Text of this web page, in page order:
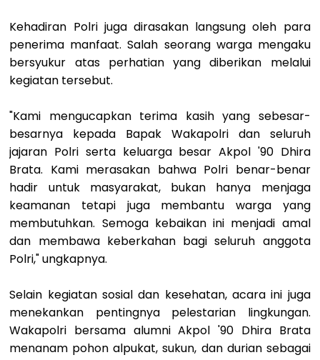
Kehadiran Polri juga dirasakan langsung oleh para
penerima manfaat. Salah seorang warga mengaku
bersyukur atas perhatian yang diberikan melalui
kegiatan tersebut.
"Kami mengucapkan terima kasih yang sebesar-
besarnya kepada Bapak Wakapolri dan seluruh
jajaran Polri serta keluarga besar Akpol '90 Dhira
Brata. Kami merasakan bahwa Polri benar-benar
hadir untuk masyarakat, bukan hanya menjaga
keamanan tetapi juga membantu warga yang
membutuhkan. Semoga kebaikan ini menjadi amal
dan membawa keberkahan bagi seluruh anggota
Polri," ungkapnya.
Selain kegiatan sosial dan kesehatan, acara ini juga
menekankan pentingnya pelestarian lingkungan.
Wakapolri bersama alumni Akpol '90 Dhira Brata
menanam pohon alpukat, sukun, dan durian sebagai